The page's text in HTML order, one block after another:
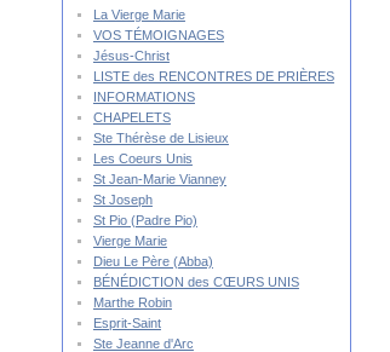
La Vierge Marie
VOS TÉMOIGNAGES
Jésus-Christ
LISTE des RENCONTRES DE PRIÈRES
INFORMATIONS
CHAPELETS
Ste Thérèse de Lisieux
Les Coeurs Unis
St Jean-Marie Vianney
St Joseph
St Pio (Padre Pio)
Vierge Marie
Dieu Le Père (Abba)
BÉNÉDICTION des CŒURS UNIS
Marthe Robin
Esprit-Saint
Ste Jeanne d'Arc